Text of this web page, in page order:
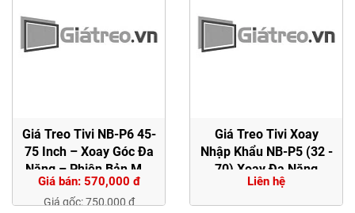
Màn
Giới
Thiệu
Tức
Giá Treo Tivi NB-P6 45-
75 Inch – Xoay Góc Đa
Năng – Phiên Bản Mới
Chính Hãng
Giá bán: 570,000 đ
Giá gốc: 750,000 đ
Giá Treo Tivi Xoay
Nhập Khẩu NB-P5 (32 -
70) Xoay Đa Năng
Liên hệ